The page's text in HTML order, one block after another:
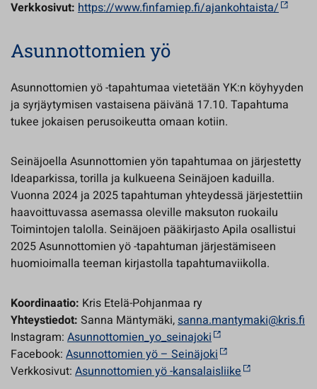
Verkkosivut: https://www.finfamiep.fi/ajankohtaista/
Asunnottomien yö
Asunnottomien yö -tapahtumaa vietetään YK:n köyhyyden
ja syrjäytymisen vastaisena päivänä 17.10. Tapahtuma
tukee jokaisen perusoikeutta omaan kotiin.
Seinäjoella Asunnottomien yön tapahtumaa on järjestetty
Ideaparkissa, torilla ja kulkueena Seinäjoen kaduilla.
Vuonna 2024 ja 2025 tapahtuman yhteydessä järjestettiin
haavoittuvassa asemassa oleville maksuton ruokailu
Toimintojen talolla. Seinäjoen pääkirjasto Apila osallistui
2025 Asunnottomien yö -tapahtuman järjestämiseen
huomioimalla teeman kirjastolla tapahtumaviikolla.
Koordinaatio: Kris Etelä-Pohjanmaa ry
Yhteystiedot: Sanna Mäntymäki,sanna.mantymaki@kris.fi
Instagram: Asunnottomien_yo_seinajoki
Facebook: Asunnottomien yö – Seinäjoki
Verkkosivut: Asunnottomien yö -kansalaisliike